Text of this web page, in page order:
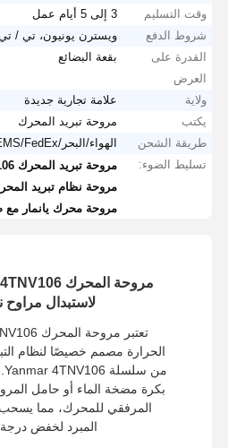
وقت التسليم
3 إلى 5 أيام عمل
شروط الدفع
ويسترن يونيون، تي / تي
القدرة على
العرض
بقعة البضائع
ولاية
علامة تجارية جديدة
يكتب
مروحة تبريد المحرك
طريقة الشحن
الهواء/البحر/UPS/DHL/EMS/FedEx
تسليط الضوء:
مروحة تبريد المحرك Yanmar 4TNV106
مروحة نظام تبريد
مروحة محرك يانمار
لاستبدال مراوح
الحرارة مصمم خصيصًا لنظام
بكرة مضخة الماء أو حامل
المرفقي للمحرك، مما يسحب
المبرد لخفض درجة